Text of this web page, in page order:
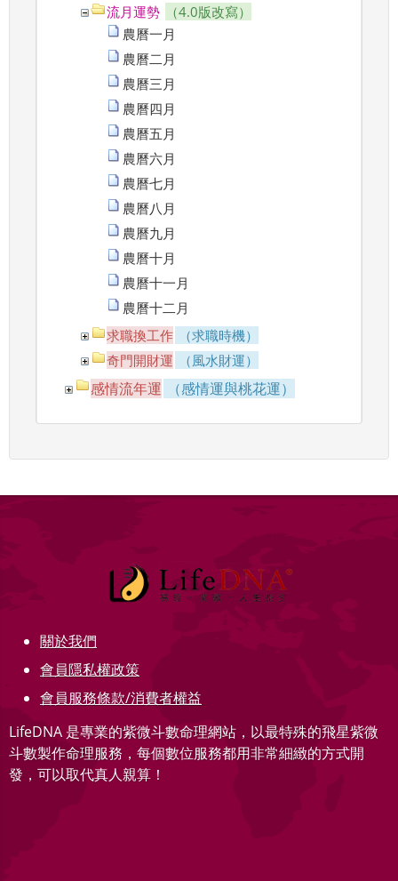
流月運勢
（4.0版改寫）
農曆一月
農曆二月
農曆三月
農曆四月
農曆五月
農曆六月
農曆七月
農曆八月
農曆九月
農曆十月
農曆十一月
農曆十二月
求職換工作 （求職時機）
奇門開財運
（風水財運）
感情流年運 （感情運與桃花運）
關於我們
會員隱私權政策
會員服務條款/消費者權益
LifeDNA 是專業的紫微斗數命理網站，以最特殊的飛星紫微
斗數製作命理服務，每個數位服務都用非常細緻的方式開
發，可以取代真人親算！